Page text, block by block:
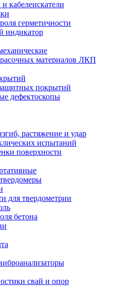
кабелеискатели
герметичности
индикатор
материалов ЛКП
покрытий
дефектоскопы
растяжение и удар
испытаний
поверхности
для твердометрии
бетона
свай и опор